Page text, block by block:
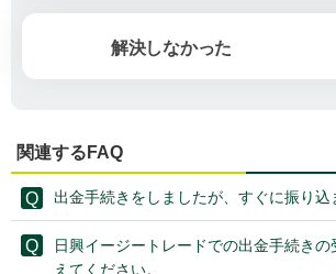
解決しなかった
関連するFAQ
出金手続きをしましたが、すぐに振り込
日興イージートレードでの出金手続きの
えてください。